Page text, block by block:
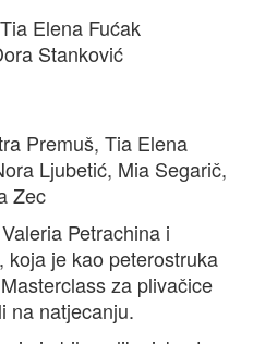
Elena Fućak
Stanković
Premuš, Tia Elena
Ljubetić, Mia Segarič,
Zec
Petrachina i
koja je kao peterostruka
za plivačice
na natjecanju.